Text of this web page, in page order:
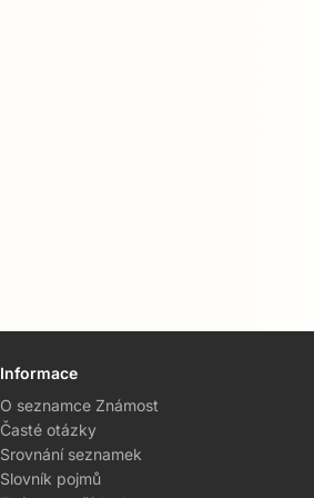
Informace
O seznamce Známost
Časté otázky
Srovnání seznamek
Slovník pojmů